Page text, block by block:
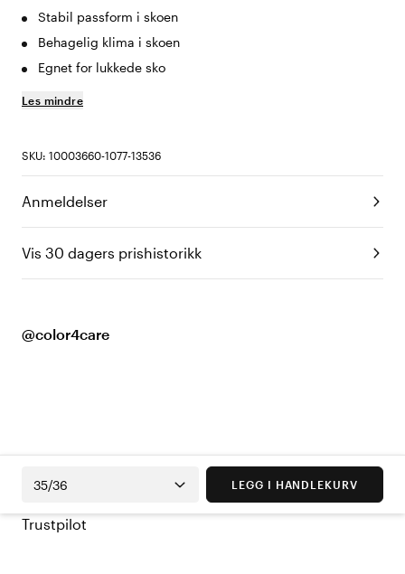
Stabil passform i skoen
Behagelig klima i skoen
Egnet for lukkede sko
Les mindre
SKU: 10003660-1077-13536
Anmeldelser
Vis 30 dagers prishistorikk
@color4care
35/36 LEGG I HANDLEKURV
Trustpilot